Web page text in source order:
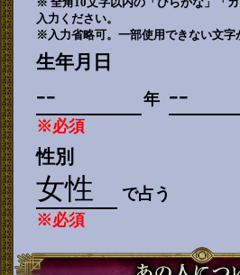
入力ください。
※入力省略可。一部使用できない文字
生年月日
年
※必須
性別
で占う
※必須